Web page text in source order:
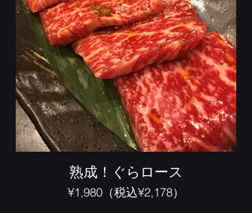
熟成！ぐらロース
¥1,980（税込¥2,178）